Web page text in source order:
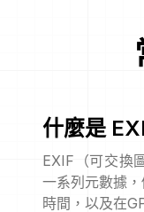
什麼是
EXIF（可交換
一系列元數據
時間，以及在